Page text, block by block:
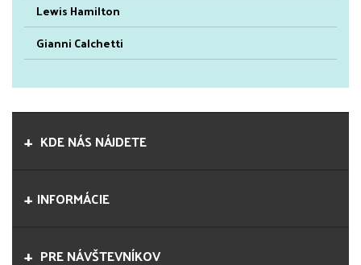
Lewis Hamilton
Gianni Calchetti
KDE NÁS NÁJDETE
INFORMÁCIE
PRE NÁVŠTEVNÍKOV